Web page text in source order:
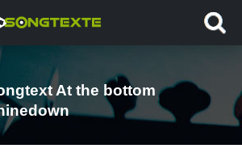
At the bottom